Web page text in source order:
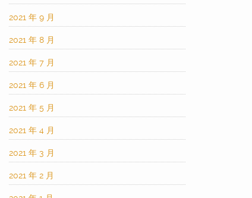
2021 年 9 月
2021 年 8 月
2021 年 7 月
2021 年 6 月
2021 年 5 月
2021 年 4 月
2021 年 3 月
2021 年 2 月